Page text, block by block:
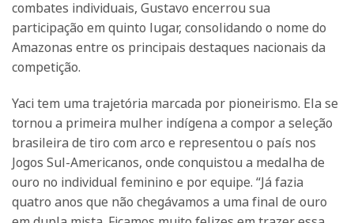
combates individuais, Gustavo encerrou sua
participação em quinto lugar, consolidando o nome do
Amazonas entre os principais destaques nacionais da
competição.
Yaci tem uma trajetória marcada por pioneirismo. Ela se
tornou a primeira mulher indígena a compor a seleção
brasileira de tiro com arco e representou o país nos
Jogos Sul-Americanos, onde conquistou a medalha de
ouro no individual feminino e por equipe. “Já fazia
quatro anos que não chegávamos a uma final de ouro